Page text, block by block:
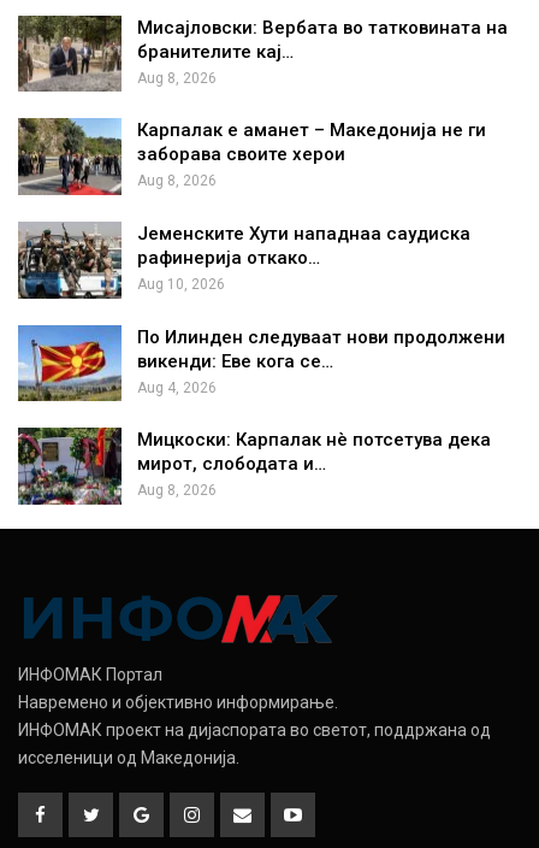
Мисајловски: Вербата во татковината на
бранителите кај…
Aug 8, 2026
Карпалак е аманет – Македонија не ги
заборава своите херои
Aug 8, 2026
Јеменските Хути нападнаа саудиска
рафинерија откако…
Aug 10, 2026
По Илинден следуваат нови продолжени
викенди: Еве кога се…
Aug 4, 2026
Мицкоски: Карпалак нè потсетува дека
мирот, слободата и…
Aug 8, 2026
ИНФОМАК Портал
Навремено и објективно информирање.
ИНФОМАК проект на дијаспората во светот, поддржана од
исселеници од Македонија.